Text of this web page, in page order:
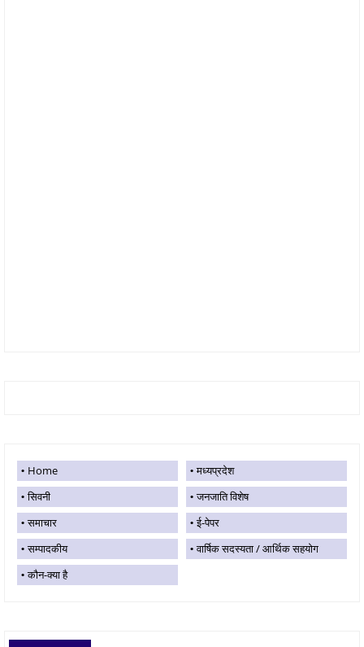
Home
मध्यप्रदेश
सिवनी
जनजाति विशेष
समाचार
ई-पेपर
सम्पादकीय
वार्षिक सदस्यता / आर्थिक सहयोग
कौन-क्या है